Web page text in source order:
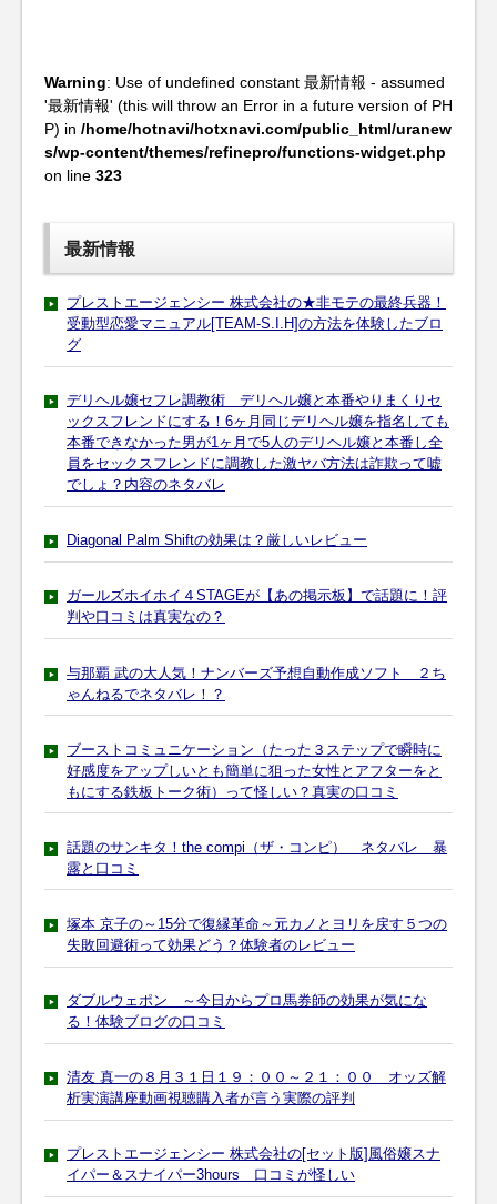
Warning: Use of undefined constant 最新情報 - assumed
'最新情報' (this will throw an Error in a future version of PH
P) in /home/hotnavi/hotxnavi.com/public_html/uranew
s/wp-content/themes/refinepro/functions-widget.php
on line 323
最新情報
プレストエージェンシー 株式会社の★非モテの最終兵器！
受動型恋愛マニュアル[TEAM-S.I.H]の方法を体験したブロ
グ
デリヘル嬢セフレ調教術 デリヘル嬢と本番やりまくりセ
ックスフレンドにする！6ヶ月同じデリヘル嬢を指名しても
本番できなかった男が1ヶ月で5人のデリヘル嬢と本番し全
員をセックスフレンドに調教した激ヤバ方法は詐欺って嘘
でしょ？内容のネタバレ
Diagonal Palm Shiftの効果は？厳しいレビュー
ガールズホイホイ４STAGEが【あの掲示板】で話題に！評
判や口コミは真実なの？
与那覇 武の大人気！ナンバーズ予想自動作成ソフト ２ち
ゃんねるでネタバレ！？
ブーストコミュニケーション（たった３ステップで瞬時に
好感度をアップしいとも簡単に狙った女性とアフターをと
もにする鉄板トーク術）って怪しい？真実の口コミ
話題のサンキタ！the compi（ザ・コンピ） ネタバレ 暴
露と口コミ
塚本 京子の～15分で復縁革命～元カノとヨリを戻す５つの
失敗回避術って効果どう？体験者のレビュー
ダブルウェポン ～今日からプロ馬券師の効果が気にな
る！体験ブログの口コミ
清友 真一の８月３１日１９：００～２１：００ オッズ解
析実演講座動画視聴購入者が言う実際の評判
プレストエージェンシー 株式会社の[セット版]風俗嬢スナ
イパー＆スナイパー3hours 口コミが怪しい